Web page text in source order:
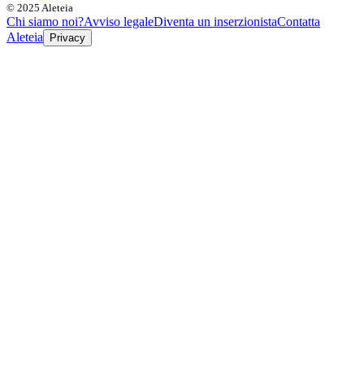
© 2025 Aleteia
Chi siamo noi?Avviso legaleDiventa un inserzionistaContatta
Aleteia
Privacy